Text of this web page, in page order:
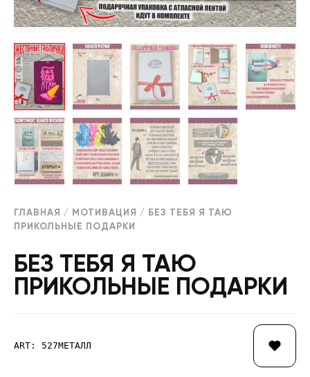
ГЛАВНАЯ / МОТИВАЦИЯ / БЕЗ ТЕБЯ Я ТАЮ
ПРИКОЛЬНЫЕ ПОДАРКИ
БЕЗ ТЕБЯ Я ТАЮ
ПРИКОЛЬНЫЕ ПОДАРКИ
ART: 527МЕТАЛЛ